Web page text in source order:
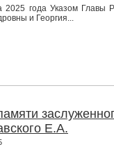
2025 года Указом Главы
и Георгия...
Е.А.